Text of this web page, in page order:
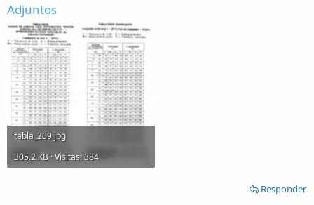
Adjuntos
tabla_209.jpg
305.2 KB · Visitas: 384
Responder